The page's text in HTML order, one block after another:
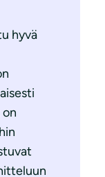
hyvä